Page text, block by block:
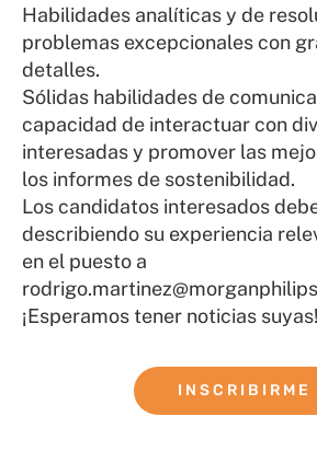
Habilidades analíticas y de
problemas excepcionales con
detalles.
Sólidas habilidades de
capacidad de interactuar con
interesadas y promover las
los informes de sostenibilidad.
Los candidatos interesados
describiendo su experiencia
en el puesto a
¡Esperamos tener noticias suyas!
INSCRIBIRME